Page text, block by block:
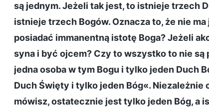
są jednym. Jeżeli tak jest, to istnieje trzech
istnieje trzech Bogów. Oznacza to, że nie
posiadać immanentną istotę Boga? Jeżeli
syna i być ojcem? Czy to wszystko to nie
jedna osoba w tym Bogu i tylko jeden Duch
Duch Święty i tylko jeden Bóg«.
mówisz, ostatecznie jest tylko jeden Bóg, a